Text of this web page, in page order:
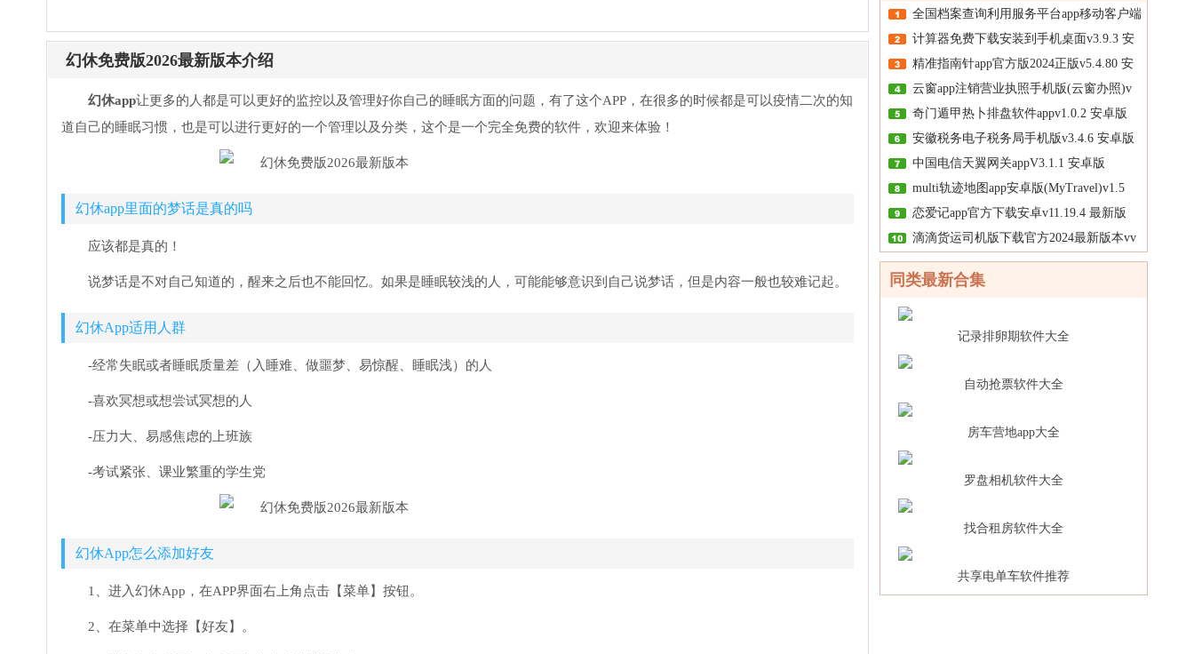
幻休免费版2026最新版本介绍
幻休app让更多的人都是可以更好的监控以及管理好你自己的睡眠方面的问题，有了这个APP，在很多的时候都是可以疫情二次的知
道自己的睡眠习惯，也是可以进行更好的一个管理以及分类，这个是一个完全免费的软件，欢迎来体验！
幻休app里面的梦话是真的吗
应该都是真的！
说梦话是不对自己知道的，醒来之后也不能回忆。如果是睡眠较浅的人，可能能够意识到自己说梦话，但是内容一般也较难记起。
幻休App适用人群
-经常失眠或者睡眠质量差（入睡难、做噩梦、易惊醒、睡眠浅）的人
-喜欢冥想或想尝试冥想的人
-压力大、易感焦虑的上班族
-考试紧张、课业繁重的学生党
幻休App怎么添加好友
1、进入幻休App，在APP界面右上角点击【菜单】按钮。
2、在菜单中选择【好友】。
全国档案查询利用服务平台app移动客户端
计算器免费下载安装到手机桌面v3.9.3 安
精准指南针app官方版2024正版v5.4.80 安
云窗app注销营业执照手机版(云窗办照)v
奇门遁甲热卜排盘软件appv1.0.2 安卓版
安徽税务电子税务局手机版v3.4.6 安卓版
中国电信天翼网关appV3.1.1 安卓版
multi轨迹地图app安卓版(MyTravel)v1.5
恋爱记app官方下载安卓v11.19.4 最新版
滴滴货运司机版下载官方2024最新版本vv
同类最新合集
记录排卵期软件大全
自动抢票软件大全
房车营地app大全
罗盘相机软件大全
找合租房软件大全
共享电单车软件推荐